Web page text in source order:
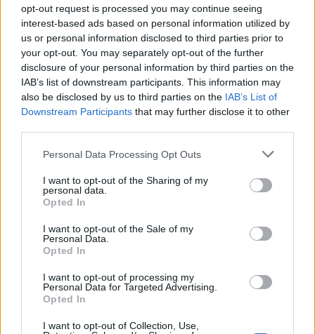
opt-out request is processed you may continue seeing
interest-based ads based on personal information utilized by
us or personal information disclosed to third parties prior to
your opt-out. You may separately opt-out of the further
disclosure of your personal information by third parties on the
IAB’s list of downstream participants. This information may
also be disclosed by us to third parties on the IAB’s List of
Downstream Participants that may further disclose it to other
Please note that this website/app uses one or more Google
not limited to your visit or usage behaviour. You may click to
grant or deny consent to Google and its third-party tags to
use your data for below specified purposes in below Google
consent section.
Personal Data Processing Opt Outs
I want to opt-out of the Sharing of my
personal data.
Opted In
I want to opt-out of the Sale of my
Personal Data.
Opted In
I want to opt-out of processing my
Personal Data for Targeted Advertising.
Opted In
I want to opt-out of Collection, Use,
Rózsák (Szabadkai Kosztolányi Dezső Színház)
A találkozó hagyományaihoz híven idén is
képviseltette magát az utánpótlás, a fesztivál
programjának újra kiemelt része volt a
műhelymunka. A színházi képzésben résztvevő
Urbán András, Horváth Csaba, valamint
Gemza
és Mészáros Tiborvállalkoztak. A workshop
Hallasd a hangod! – Antigone Realoded, a
kurzusok résztvevői közösen dolgozva fogalmazták
problematikáját. A munkafolyamatot fiatal színházi
újságírók dokumentálták, az izgalmas
napján láthatta a közönség.